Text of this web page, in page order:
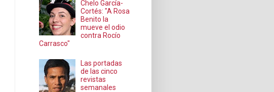
Chelo García-
Cortés: "A Rosa
Benito la
mueve el odio
contra Rocío
Carrasco"
Las portadas
de las cinco
revistas
semanales